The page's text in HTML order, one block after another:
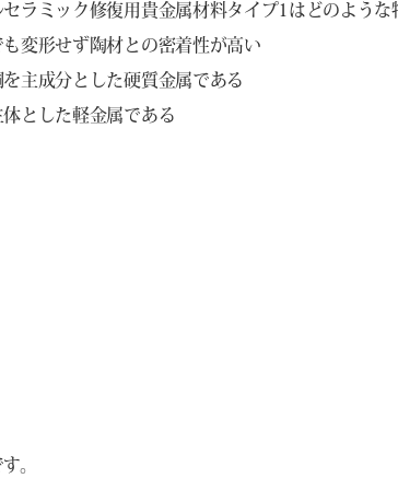
ラミック修復用貴金属材料タイプ1はどのような
も変形せず陶材との密着性が高い
を主成分とした硬質金属である
体とした軽金属である
。